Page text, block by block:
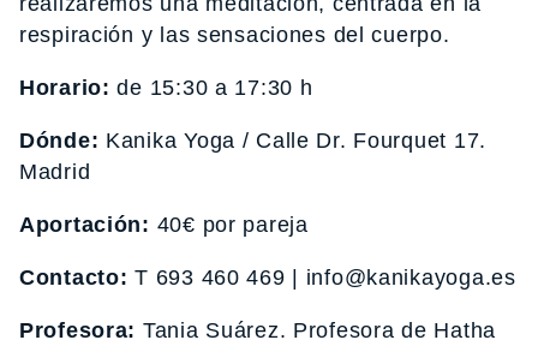
respiración y las sensaciones del cuerpo.
Horario: de 15:30 a 17:30 h
Dónde: Kanika Yoga / Calle Dr. Fourquet 17.
Madrid
Aportación: 40€ por pareja
Contacto: T 693 460 469 | info@kanikayoga.es
Profesora: Tania Suárez. Profesora de Hatha